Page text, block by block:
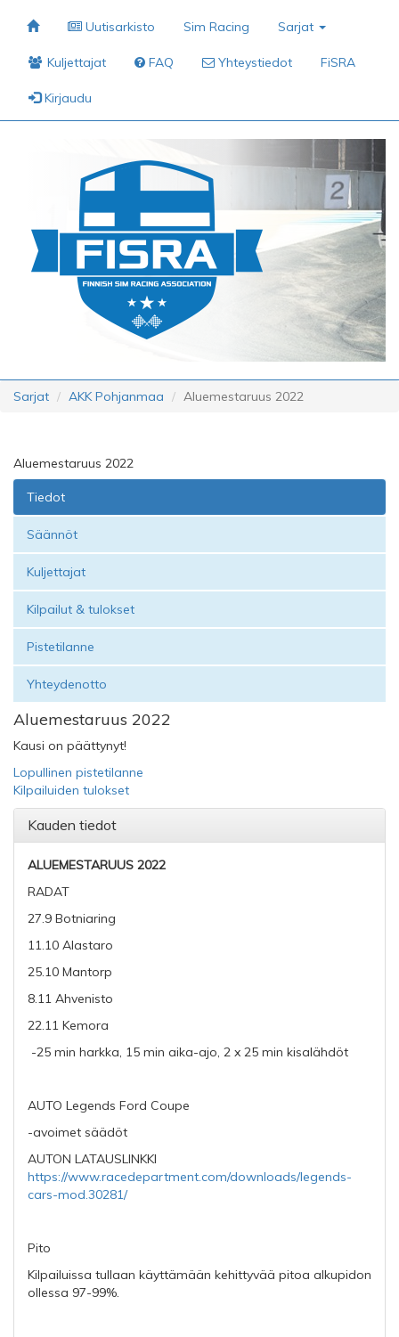
Uutisarkisto Sim Racing Sarjat
Kuljettajat FAQ Yhteystiedot FiSRA
Kirjaudu
Sarjat AKK Pohjanmaa Aluemestaruus 2022
Aluemestaruus 2022
Tiedot
Säännöt
Kuljettajat
Kilpailut & tulokset
Pistetilanne
Yhteydenotto
Aluemestaruus 2022
Kausi on päättynyt!
Lopullinen pistetilanne
Kilpailuiden tulokset
Kauden tiedot
ALUEMESTARUUS 2022
RADAT
27.9 Botniaring
11.10 Alastaro
25.10 Mantorp
8.11 Ahvenisto
22.11 Kemora
-25 min harkka, 15 min aika-ajo, 2 x 25 min kisalähdöt
AUTO Legends Ford Coupe
-avoimet säädöt
AUTON LATAUSLINKKI
https://www.racedepartment.com/downloads/legends-
cars-mod.30281/
Pito
Kilpailuissa tullaan käyttämään kehittyvää pitoa alkupidon
ollessa 97-99%.